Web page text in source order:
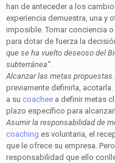
han de anteceder a los
experiencia demuestra, una y
imposible. Tomar conciencia
para dotar de fuerza la
que se ha vuelto deseoso del
subterránea”.
Alcanzar las metas propuestas.
previamente definirla,
a su coachee a definir metas
plazo específico para
Asumir la responsabilidad de
coaching es voluntaria, el
que le ofrece su empresa.
responsabilidad que ello